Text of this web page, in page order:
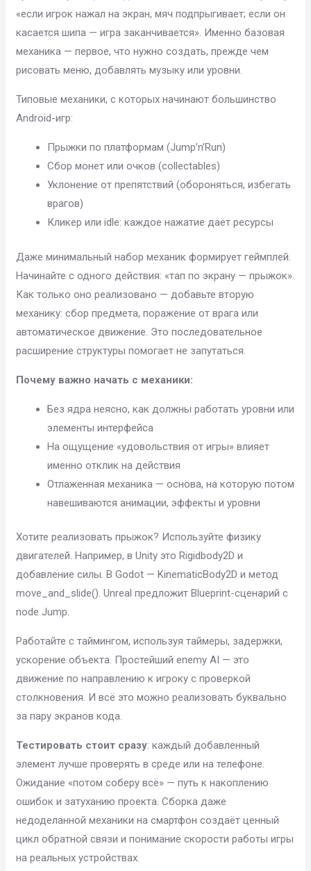
«если игрок нажал на экран, мяч подпрыгивает; если он
касается шипа — игра заканчивается». Именно базовая
механика — первое, что нужно создать, прежде чем
рисовать меню, добавлять музыку или уровни.
Типовые механики, с которых начинают большинство
Android-игр:
Прыжки по платформам (Jump’n’Run)
Сбор монет или очков (collectables)
Уклонение от препятствий (обороняться, избегать
врагов)
Кликер или idle: каждое нажатие даёт ресурсы
Даже минимальный набор механик формирует геймплей.
Начинайте с одного действия: «тап по экрану — прыжок».
Как только оно реализовано — добавьте вторую
механику: сбор предмета, поражение от врага или
автоматическое движение. Это последовательное
расширение структуры помогает не запутаться.
Почему важно начать с механики:
Без ядра неясно, как должны работать уровни или
элементы интерфейса
На ощущение «удовольствия от игры» влияет
именно отклик на действия
Отлаженная механика — основа, на которую потом
навешиваются анимации, эффекты и уровни
Хотите реализовать прыжок? Используйте физику
двигателей. Например, в Unity это Rigidbody2D и
добавление силы. В Godot — KinematicBody2D и метод
move_and_slide(). Unreal предложит Blueprint-сценарий с
node Jump.
Работайте с таймингом, используя таймеры, задержки,
ускорение объекта. Простейший enemy AI — это
движение по направлению к игроку с проверкой
столкновения. И всё это можно реализовать буквально
за пару экранов кода.
Тестировать стоит сразу: каждый добавленный
элемент лучше проверять в среде или на телефоне.
Ожидание «потом соберу всё» — путь к накоплению
ошибок и затуханию проекта. Сборка даже
недоделанной механики на смартфон создаёт ценный
цикл обратной связи и понимание скорости работы игры
на реальных устройствах.